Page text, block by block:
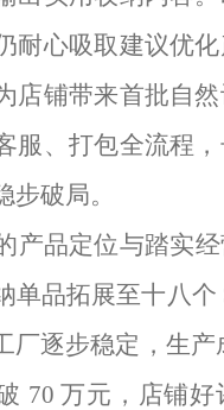
耐心吸取建议优
店铺带来首批自
服、打包全流程
破局。
产品定位与踏实
单品拓展至十八
厂逐步稳定，生
70 万元，店铺